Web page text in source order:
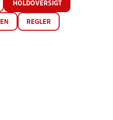
HOLDOVERSIGT
REGLER